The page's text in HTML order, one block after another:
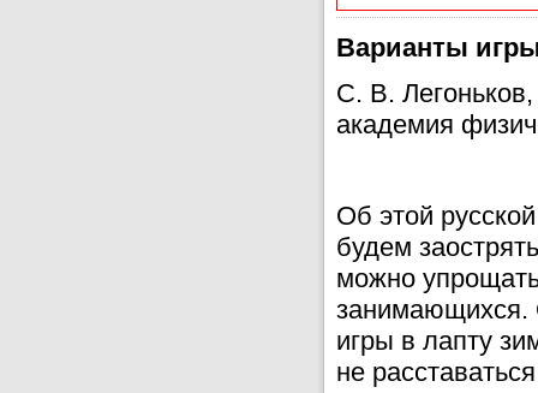
Варианты
С. В.
академия
Об этой
будем
можно
занимающихся.
игры в лапту
не